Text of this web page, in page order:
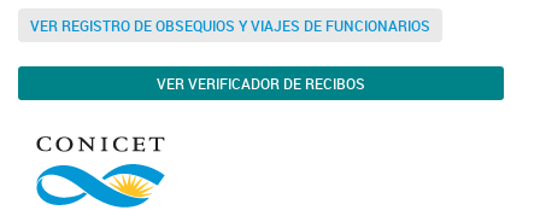
VER REGISTRO DE OBSEQUIOS Y VIAJES DE FUNCIONARIOS
VER VERIFICADOR DE RECIBOS